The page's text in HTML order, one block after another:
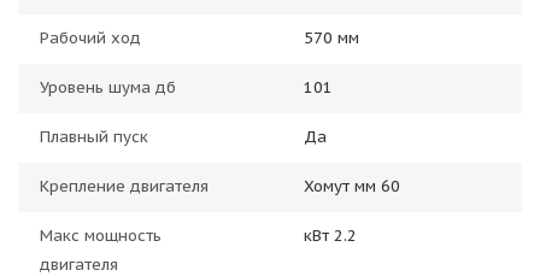
Рабочий ход 570 мм
Уровень шума дб 101
Плавный пуск Да
Крепление двигателя Хомут мм 60
Макс мощность
двигателя
кВт 2.2